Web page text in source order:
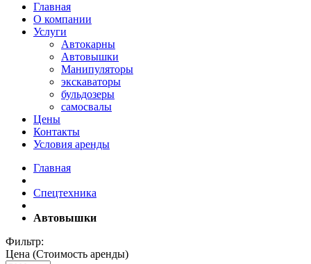
Главная
О компании
Услуги
Автокарны
Автовышки
Манипуляторы
экскаваторы
бульдозеры
самосвалы
Цены
Контакты
Условия аренды
Главная
Спецтехника
Автовышки
Фильтр:
Цена (Стоимость аренды)